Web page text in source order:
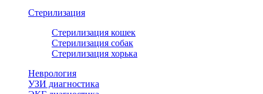
Стерилизация
Стерилизация кошек
Стерилизация собак
Стерилизация хорька
Неврология
УЗИ диагностика